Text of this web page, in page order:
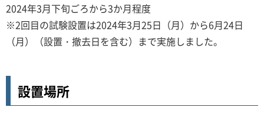
2024年3月下旬ごろから3か月程度
※2回目の試験設置は2024年3月25日（月）から6月24日
（月）（設置・撤去日を含む）まで実施しました。
設置場所